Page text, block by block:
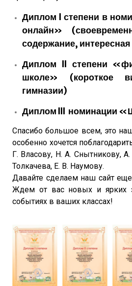
Диплом l степени в
онлайн»
содержание,
Диплом ll степени
школе» (короткое
гимназии)
Диплом lll номинации
Спасибо большое всем, это
особенно хочется
Г. Власову, Н. А. Снытникову,
Толкачева, Е. В. Наумову.
Давайте сделаем наш сайт
Ждем от вас новых и ярких
событиях в ваших классах!